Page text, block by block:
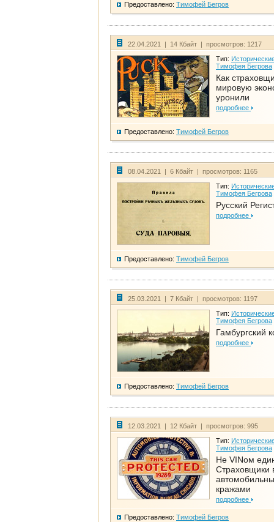
Предоставлено: Тимофей Бегров
22.04.2021 | 14 Кбайт | просмотров: 1217
Тип:
Тимофея Бегрова
Как
мировую
уронили
подробнее
Предоставлено: Тимофей Бегров
08.04.2021 | 6 Кбайт | просмотров: 1165
Тип:
Тимофея Бегрова
Русский
подробнее
Предоставлено: Тимофей Бегров
25.03.2021 | 7 Кбайт | просмотров: 1197
Тип:
Тимофея Бегрова
Гамбургский
подробнее
Предоставлено: Тимофей Бегров
12.03.2021 | 12 Кбайт | просмотров: 995
Тип:
Тимофея Бегрова
Не VINом
Страховщики
кражами
подробнее
Предоставлено: Тимофей Бегров